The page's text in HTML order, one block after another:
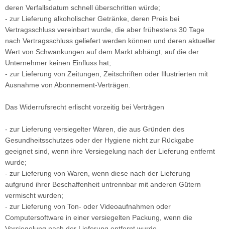
deren Verfallsdatum schnell überschritten würde;
- zur Lieferung alkoholischer Getränke, deren Preis bei
Vertragsschluss vereinbart wurde, die aber frühestens 30 Tage
nach Vertragsschluss geliefert werden können und deren aktueller
Wert von Schwankungen auf dem Markt abhängt, auf die der
Unternehmer keinen Einfluss hat;
- zur Lieferung von Zeitungen, Zeitschriften oder Illustrierten mit
Ausnahme von Abonnement-Verträgen.
Das Widerrufsrecht erlischt vorzeitig bei Verträgen
- zur Lieferung versiegelter Waren, die aus Gründen des
Gesundheitsschutzes oder der Hygiene nicht zur Rückgabe
geeignet sind, wenn ihre Versiegelung nach der Lieferung entfernt
wurde;
- zur Lieferung von Waren, wenn diese nach der Lieferung
aufgrund ihrer Beschaffenheit untrennbar mit anderen Gütern
vermischt wurden;
- zur Lieferung von Ton- oder Videoaufnahmen oder
Computersoftware in einer versiegelten Packung, wenn die